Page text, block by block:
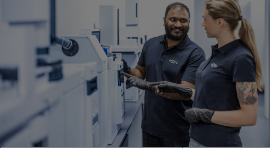
专业人才与管理者
运用您的专业能力推动变革、优化工作方式，并共同塑造未
来。